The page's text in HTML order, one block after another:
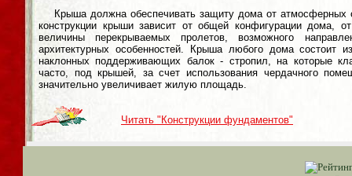
Крыша должна обеспечивать защиту дома от атмосферных
конструкции крыши зависит от общей конфигурации дома,
величины перекрываемых пролетов, возможного
архитектурных особенностей. Крыша любого дома состоит
наклонных поддерживающих балок - стропил, на которые
часто, под крышей, за счет использования чердачного
значительно увеличивает жилую площадь.
Читать "Конструкции фундаментов"